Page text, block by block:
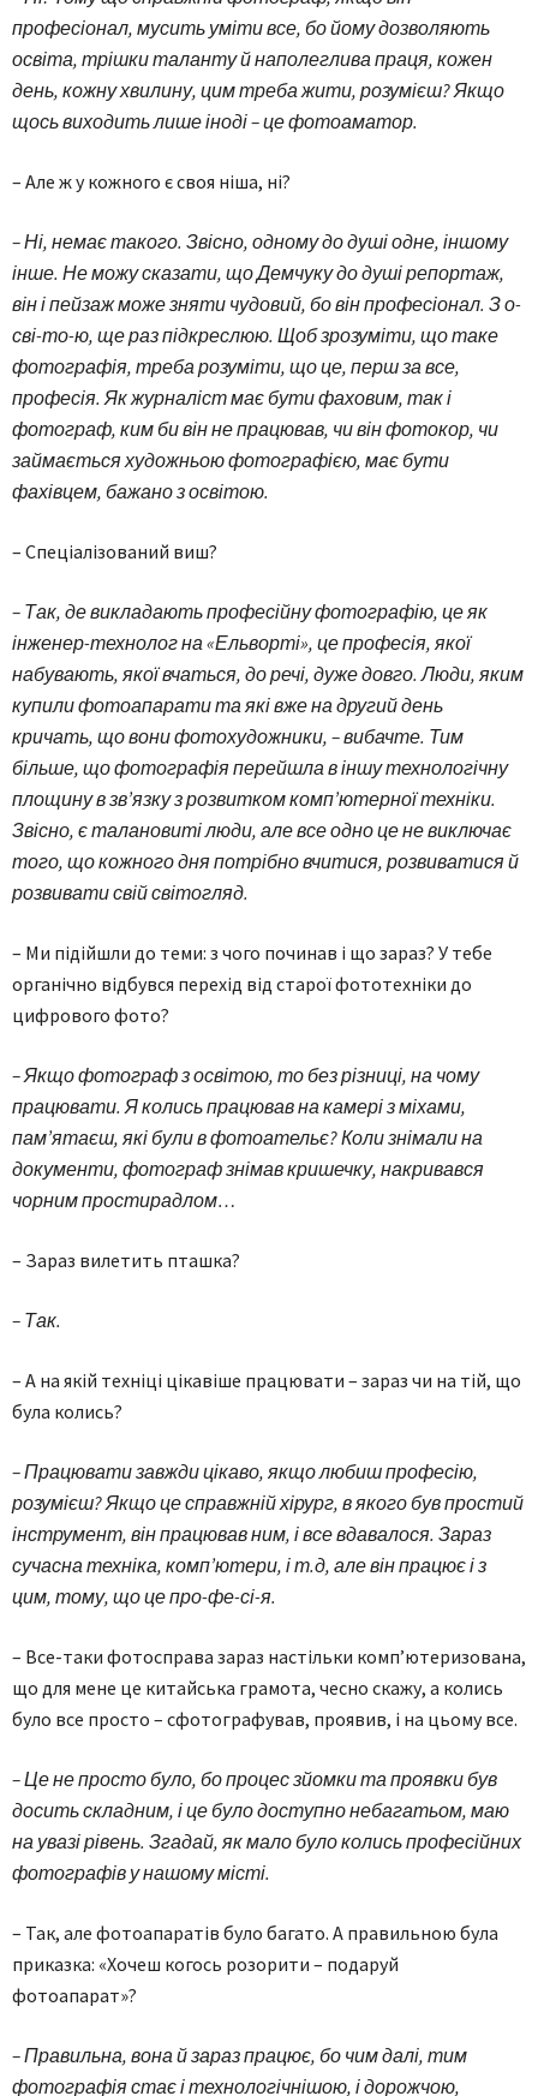
професіонал, мусить уміти все, бо йому дозволяють
освіта, трішки таланту й наполеглива праця, кожен
день, кожну хвилину, цим треба жити, розумієш? Якщо
щось виходить лише іноді – це фотоаматор.
– Але ж у кожного є своя ніша, ні?
– Ні, немає такого. Звісно, одному до душі одне, іншому
інше. Не можу сказати, що Демчуку до душі репортаж,
він і пейзаж може зняти чудовий, бо він професіонал. З о-
сві-то-ю, ще раз підкреслюю. Щоб зрозуміти, що таке
фотографія, треба розуміти, що це, перш за все,
професія. Як журналіст має бути фаховим, так і
фотограф, ким би він не працював, чи він фотокор, чи
займається художньою фотографією, має бути
фахівцем, бажано з освітою.
– Спеціалізований виш?
– Так, де викладають професійну фотографію, це як
інженер-технолог на «Ельворті», це професія, якої
набувають, якої вчаться, до речі, дуже довго. Люди, яким
купили фотоапарати та які вже на другий день
кричать, що вони фотохудожники, – вибачте. Тим
більше, що фотографія перейшла в іншу технологічну
площину в зв’язку з розвитком комп’ютерної техніки.
Звісно, є талановиті люди, але все одно це не виключає
того, що кожного дня потрібно вчитися, розвиватися й
розвивати свій світогляд.
– Ми підійшли до теми: з чого починав і що зараз? У тебе
органічно відбувся перехід від старої фототехніки до
цифрового фото?
– Якщо фотограф з освітою, то без різниці, на чому
працювати. Я колись працював на камері з міхами,
пам’ятаєш, які були в фотоательє? Коли знімали на
документи, фотограф знімав кришечку, накривався
чорним простирадлом…
– Зараз вилетить пташка?
– Так.
– А на якій техніці цікавіше працювати – зараз чи на тій, що
була колись?
– Працювати завжди цікаво, якщо любиш професію,
розумієш? Якщо це справжній хірург, в якого був простий
інструмент, він працював ним, і все вдавалося. Зараз
сучасна техніка, комп’ютери, і т.д, але він працює і з
цим, тому, що це про-фе-сі-я.
– Все-таки фотосправа зараз настільки комп’ютеризована,
що для мене це китайська грамота, чесно скажу, а колись
було все просто – сфотографував, проявив, і на цьому все.
– Це не просто було, бо процес зйомки та проявки був
досить складним, і це було доступно небагатьом, маю
на увазі рівень. Згадай, як мало було колись професійних
фотографів у нашому місті.
– Так, але фотоапаратів було багато. А правильною була
приказка: «Хочеш когось розорити – подаруй
фотоапарат»?
– Правильна, вона й зараз працює, бо чим далі, тим
фотографія стає і технологічнішою, і дорожчою,